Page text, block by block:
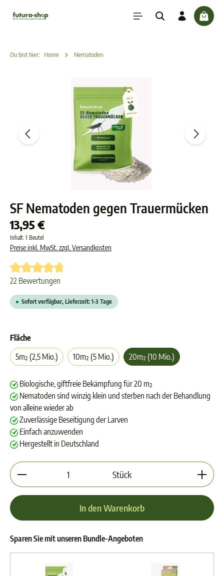
springen
Du bist hier: Home Nematoden
SF Nematoden gegen Trauermücken
13,95 €
Inhalt: 1 Beutel
Preise inkl. MwSt. zzgl. Versandkosten
Durchschnittliche Bewertung von 4.6 von 5 Sternen
22 Bewertungen
Sofort verfügbar, Lieferzeit: 1-3 Tage
Fläche
5m² (2,5 Mio.)
10m² (5 Mio.) 20m² (10 Mio.)
Biologische, giftfreie Bekämpfung für 20 m²
Nematoden sind winzig klein und sterben nach der Behandlung
von alleine wieder ab
Zuverlässige Beseitigung der Larven
Einfach anzuwenden
Hergestellt in Deutschland
Produkt Anzahl: Gib den gewünschten Wert ein
Stück
In den Warenkorb
Sparen Sie mit unseren Bundle-Angeboten